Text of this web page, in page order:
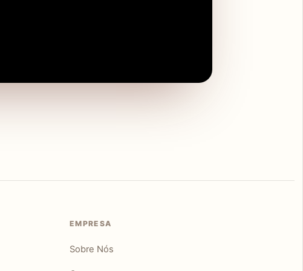
EMPRESA
Sobre Nós